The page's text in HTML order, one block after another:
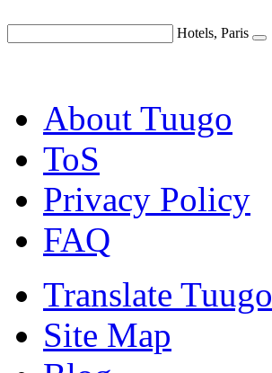
Hotels, Paris
About Tuugo
ToS
Privacy Policy
FAQ
Translate Tuugo
Site Map